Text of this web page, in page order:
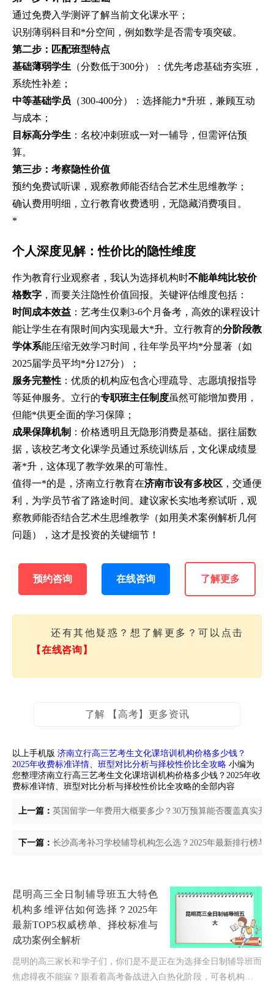
通过免费入学测评了解当前文化课水平；
识别薄弱科目和*分空间，例如数学是否需专项突破。
第二步：匹配班型特点
基础薄弱学生 （分数低于300分）：优先考虑基础夯实班，
系统性补差；
中等基础学员 （300-400分）：选择能力*升班，兼顾互动
与成本；
目标高分学生 ：名校冲刺班或一对一辅导，但需评估预
算。
第三步：考察隐性价值
预约免费试听课，观察教师能否结合艺术生思维教学；
确认费用明细，立行教育收费透明，无隐藏消费项目。
*
个人深度见解：性价比的隐性维度
作为教育行业观察者，我认为选择机构时不能单纯比较价
格数字 ，而要关注隐性价值回报。关键评估维度包括：
时间成本效益 ：艺考生仅剩3-6个月备考，高效的课程设计
能让学生在有限时间内实现最大*升。立行教育的分阶段教
学体系能压缩无效学习时间，往年学员平均*分显著（如
2025届学员平均*分127分）；
服务完整性 ：优质的机构应包含心理疏导、志愿填报指导
等延伸服务。立行的专职班主任制度虽然可能增加费用，
但能*供更全面的学习保障；
成果保障机制 ：价格透明且无隐形消费是基础。据往届数
据，该校艺考文化课学员通过系统训练后，文化课成绩显
著*升，这体现了教学效果的可靠性。
值得一*的是，济南立行教育在济南市设有多校区 ，交通便
利，为学员节省了路途时间。建议家长实地考察试听，观
察教师能否结合艺术生思维教学（如用美术案例解析几何
问题），这才是投资的关键细节！
预约咨询 在线咨询 了解更多
还有其他疑惑？想了解更多？可以点击
【在线咨询】
了解 【高考】更多资讯
以上手机版 济南立行高三艺考生文化课培训机构价格多少钱？
2025年收费标准详情、班型对比分析与择校性价比全攻略 小编为
您整理济南立行高三艺考生文化课培训机构价格多少钱？2025年收
费标准详情、班型对比分析与择校性价比全攻略的全部内容
上一篇： 英国留学一年费用大概要多少？30万预算能否覆盖真实开
下一篇： 长沙高考补习学校辅导机构怎么选？2025年最新排行榜与
昆明高三全日制辅导班五大特色
机构多维评估如何选择？2025年
最新TOP5权威榜单、择校标准与
成功案例全解析
昆明的高三家长和学子们，你们是不是正在为选择全日制辅导班而
焦虑得夜不能寐？眼看着高考备战进入白热化阶段，可各机构的宣